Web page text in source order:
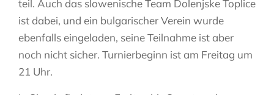
teil. Auch das slowenische Team Dolenjske Toplice
ist dabei, und ein bulgarischer Verein wurde
ebenfalls eingeladen, seine Teilnahme ist aber
noch nicht sicher. Turnierbeginn ist am Freitag um
21 Uhr.